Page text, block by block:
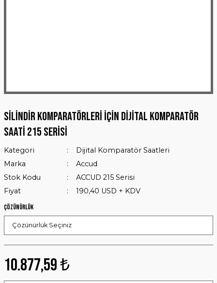
Silindir Komparatörleri İçin Dijital Komparatör
Saati 215 Serisi
Kategori
Dijital Komparatör Saatleri
Marka
Accud
Stok Kodu
ACCUD 215 Serisi
Fiyat
190,40 USD + KDV
Çözünürlük
10.877,59 ₺